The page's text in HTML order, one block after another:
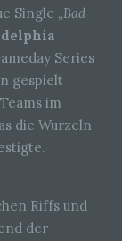
Single „Bad
Series
gespielt
im
die Wurzeln
Riffs und
der